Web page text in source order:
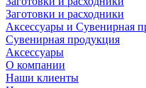
Заготовки и расходники
Аксессуары и Сувенирная
Сувенирная продукция
Аксессуары
О компании
Наши клиенты